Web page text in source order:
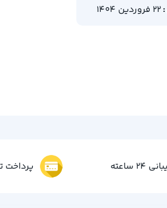
:22 فروردین 1404
ساعته پرداخت